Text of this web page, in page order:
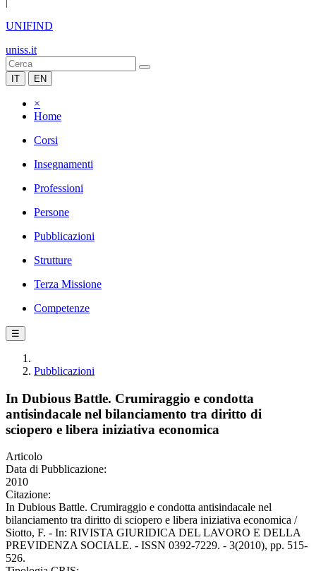
UNIFIND
uniss.it
IT EN
×
Home
Corsi
Insegnamenti
Professioni
Persone
Pubblicazioni
Strutture
Terza Missione
Competenze
☰
Pubblicazioni
In Dubious Battle. Crumiraggio e condotta
antisindacale nel bilanciamento tra diritto di
sciopero e libera iniziativa economica
Articolo
Data di Pubblicazione:
2010
Citazione:
In Dubious Battle. Crumiraggio e condotta antisindacale nel
bilanciamento tra diritto di sciopero e libera iniziativa economica /
Siotto, F. - In: RIVISTA GIURIDICA DEL LAVORO E DELLA
PREVIDENZA SOCIALE. - ISSN 0392-7229. - 3(2010), pp. 515-
526.